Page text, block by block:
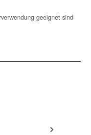
geeignet sind